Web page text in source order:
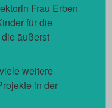
Frau Erben
für die
äußerst
weitere
in der